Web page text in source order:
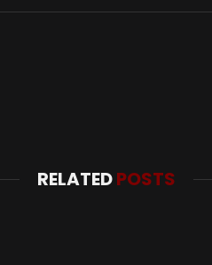
RELATEDPOSTS